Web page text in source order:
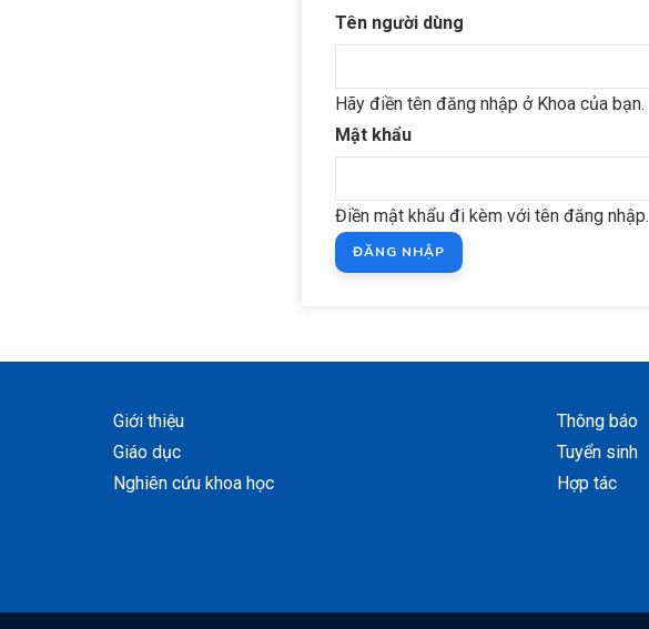
Tên người dùng
Hãy điền tên đăng nhập ở Khoa của bạn.
Mật khẩu
Điền mật khẩu đi kèm với tên đăng nhập.
Giới thiệu
Giáo dục
Nghiên cứu khoa học
Thông báo
Tuyển sinh
Hợp tác